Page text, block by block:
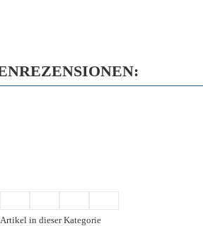
in dieser Kategorie